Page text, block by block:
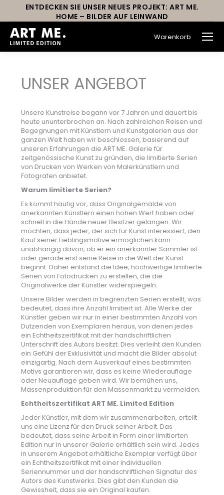
ENTDECKEN SIE UNSER NEUES PROJEKT: ART ME.
HOME – BILDER AUF LEINWAND
Warenkorb
UNSER ANGEBOT
Unsere Kunstreise begann vor 7 Jahren und dauert bis
heute ununterbrochen an. Nach zahlreichen Reisen und
Begegnungen mit Künstlern und Kunstgalerien aus der
ganzen Welt haben wir beschlossen, basierend auf
unseren Erfahrungen die ART ME. Galerie für
zeitgenössische Kunst zu gründen, die limitierte Serien
von Drucken von Werken von Malerkünstlern und
Fotografen anbietet.
Warum limitierte Serien?
Es kommt häufig vor, dass Originalgemälde von
anerkannten Künstlern einen hohen Wert haben oder
schnell in die Hände neuer Besitzer gelangen. Wir
möchten, dass jeder, der sich für Kunst interessiert, den
Kauf seiner Lieblingsmotive ermöglichen kann –
unabhängig davon, ob er ein anerkannter Sammler ist
oder gerade erst seine Reise in die Welt der Kunst
beginnt. Daher entstand die Idee, hochwertige limitierte
Serien von Fotodrucken zu erstellen, die die
Originalwerke der Künstler widerspiegeln.
Unsere Bilder werden in begrenzten Serien erstellt, was
bedeutet, dass ihre Anzahl limitiert ist. Alle Werke der
Künstler geben wir nur in einer bestimmten Anzahl von
Dutzenden von Exemplaren heraus, von denen jedes
ein Echtheitszertifikat mit der handschriftlichen
Unterschrift des Autors besitzt. Dies verleiht den Kunden
ein Gefühl der Exklusivität und macht die Bilder absolut
einzigartig. Nach dem Ausverkauf eines bestimmten
Motivs garantieren wir, dass es keine Wiederauflage
oder Neuauflage geben wird. Wir bemühen uns,
Massenproduktion für den Massenmarkt zu vermeiden.
Echtheitszertifikat ART ME. Limited Edition
Jeder Künstler, mit dem wir zusammenarbeiten, erteilt
uns eine Lizenz für den Druck seiner Arbeit. Das
bedeutet, dass seine Arbeit in Form einer limitierten
Edition nur in unserer Galerie erhältlich sein wird. Jedes
in unserem Angebot erhältliche Exemplar verfügt über
ein Echtheitszertifikat mit einer individuellen
Seriennummer und der handschriftlichen Signatur des
Autors des Kunstwerks. Dies gibt den Kunden die
Gewissheit, dass sie ein Original kaufen.